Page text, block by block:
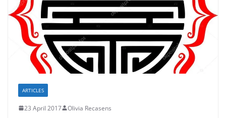
ARTICLES
23 April 2017 Olivia Recasens